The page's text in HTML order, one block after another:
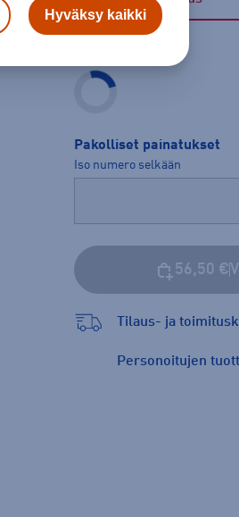
Pakolliset painatukset
Iso numero selkään
56,50 €
Tilaus- ja
Personoitujen
Hyväksy kaikki